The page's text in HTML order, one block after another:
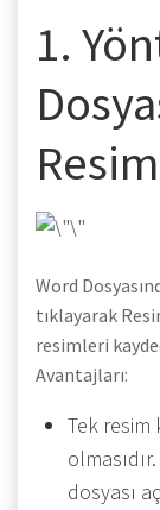
1.
Word
tıklayarak
resimleri
Avantajları:
Tek resim
dosyası